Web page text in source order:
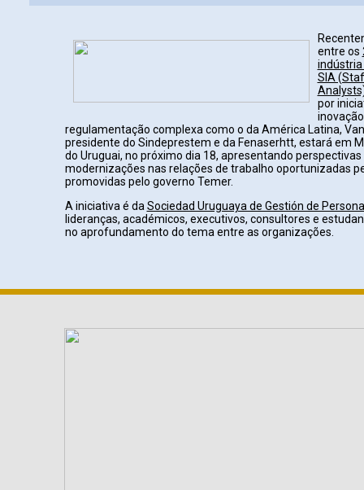
entre os
SIA
por
regulamentação complexa como o da América Latina,
presidente do Sindeprestem e da Fenaserhtt, estará em
do Uruguai, no próximo dia 18, apresentando
modernizações nas relações de trabalho oportunizadas
promovidas pelo governo Temer.
A iniciativa é da Sociedad Uruguaya de Gestión de
lideranças, académicos, executivos, consultores e
no aprofundamento do tema entre as organizações.